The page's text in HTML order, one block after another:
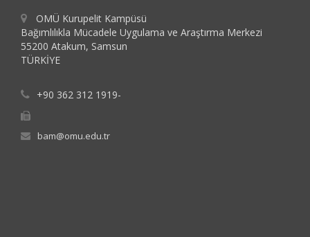
OMÜ Kurupelit Kampüsü
Bağımlılıkla Mücadele Uygulama ve Araştırma Merkezi
55200 Atakum, Samsun
TÜRKİYE
+90 362 312 1919-
bam@omu.edu.tr